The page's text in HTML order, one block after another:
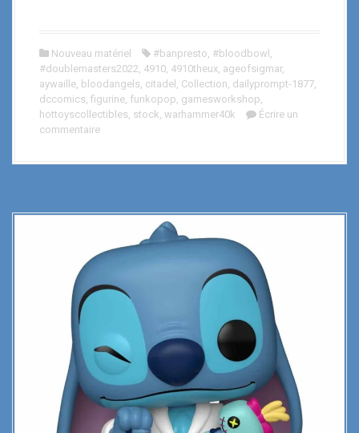
g
e
m
e
n
Nouveau matériel #banpresto #bloodbowl
#doublemasters2022 4910 4910theux ageofsigmar,
aywaille bloodangels citadel Collection dailyprompt-1877
dccomics figurine funkopop gamesworkshop
hottoyscollectibles stock warhammer40k
Écrire un
commentaire